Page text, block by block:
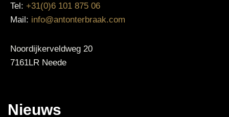
Tel: +31(0)6 101 875 06
Mail: info@antonterbraak.com
Noordijkerveldweg 20
7161LR Neede
Nieuws